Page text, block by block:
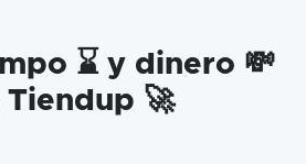
⌛ y dinero 💸
Tiendup 🚀